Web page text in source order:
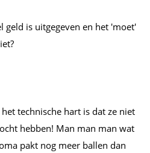
geld is uitgegeven en het 'moet'
technische hart is dat ze niet
hebben! Man man man wat
pakt nog meer ballen dan